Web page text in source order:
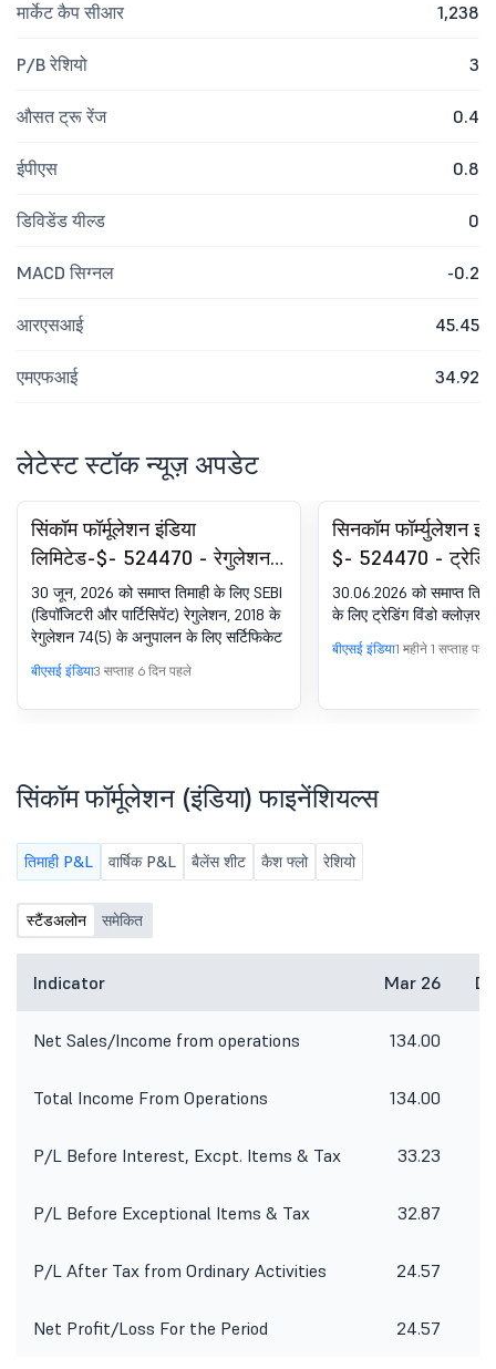
मार्केट कैप सीआर 1,238
P/B रेशियो 3
औसत ट्रू रेंज 0.4
ईपीएस 0.8
डिविडेंड यील्ड 0
MACD सिग्नल -0.2
आरएसआई 45.45
एमएफआई 34.92
लेटेस्ट स्टॉक न्यूज़ अपडेट
सिंकॉम फॉर्मूलेशन इंडिया
लिमिटेड-$- 524470 - रेगुलेशन
के तहत अनुपालन-सर्टिफिकेट.
SEBI (DP) विनियम, 2018 का
74(5)
30 जून, 2026 को समाप्त तिमाही के लिए SEBI
(डिपॉजिटरी और पार्टिसिपेंट) रेगुलेशन, 2018 के
रेगुलेशन 74(5) के अनुपालन के लिए सर्टिफिकेट
बीएसई इंडिया3 सप्ताह 6 दिन पहले
सिनकॉम फॉर्म्युलेशन
$- 524470 - ट्रेडिंग
क्लोज़र
30.06.2026 को समाप्त
के लिए ट्रेडिंग विंडो क्लोज़र
बीएसई इंडिया1 महीने 1 सप्ताह पहले
सिंकॉम फॉर्मूलेशन (इंडिया) फाइनेंशियल्स
तिमाही P&L वार्षिक P&L बैलेंस शीट कैश फ्लो रेशियो
स्टैंडअलोन समेकित
Indicator Mar 26
Net Sales/Income from operations 134.00
Total Income From Operations 134.00
P/L Before Interest, Excpt. Items & Tax 33.23
P/L Before Exceptional Items & Tax 32.87
P/L After Tax from Ordinary Activities 24.57
Net Profit/Loss For the Period 24.57